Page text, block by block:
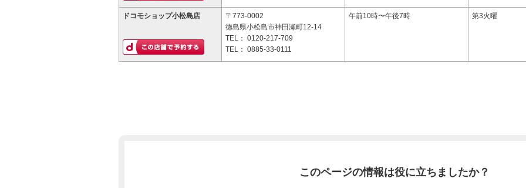
ドコモショップ小松島店
〒773-0002
徳島県小松島市神田瀬町12-14
TEL： 0120-217-709
TEL： 0885-33-0111
午前10時〜午後7時 第3火曜
このページの情報は役に立ちましたか？